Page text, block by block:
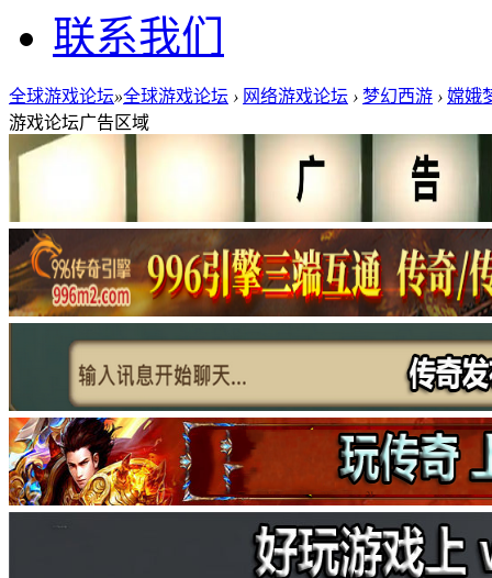
联系我们
全球游戏论坛»全球游戏论坛 › 网络游戏论坛 › 梦幻西游 › 嫦娥
游戏论坛广告区域